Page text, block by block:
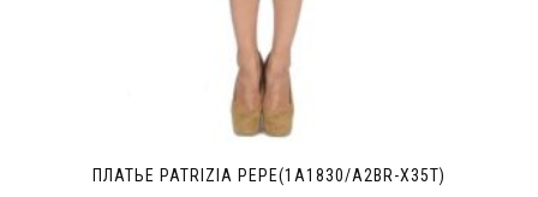
ПЛАТЬЕ PATRIZIA PEPE(1A1830/A2BR-X35T)